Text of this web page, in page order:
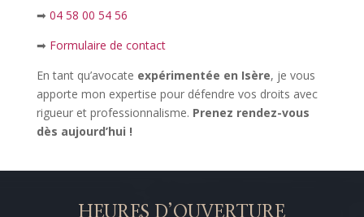
➡ 04 58 00 54 56
➡ Formulaire de contact
En tant qu’avocate expérimentée en Isère, je vous
apporte mon expertise pour défendre vos droits avec
rigueur et professionnalisme. Prenez rendez-vous
dès aujourd’hui !
HEURES D’OUVERTURE